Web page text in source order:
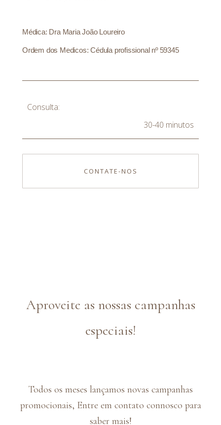
Médica: Dra Maria João Loureiro
Ordem dos Medicos: Cédula profissional nº 59345
Consulta:
30-40 minutos
CONTATE-NOS
Aproveite as nossas campanhas
especiais!
Todos os meses lançamos novas campanhas
promocionais, Entre em contato connosco para
saber mais!